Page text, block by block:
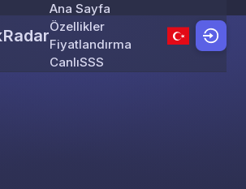
Skip to content
Ana Sayfa
Özellikler
Fiyatlandırma
CanlıSSS